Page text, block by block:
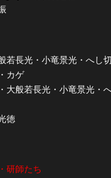
長光・小竜景光・へし
カゲ
般若長光・小竜景光・
徳
研師たち